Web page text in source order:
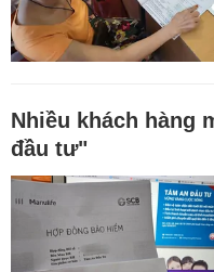
Nhiều khách hàng
đầu tư"